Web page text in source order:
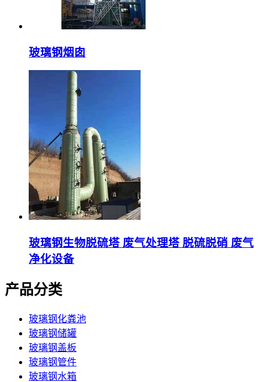
玻璃钢烟囱
玻璃钢生物脱硫塔 废气处理塔 脱硫脱硝 废气
净化设备
产品分类
玻璃钢化粪池
玻璃钢储罐
玻璃钢盖板
玻璃钢管件
玻璃钢水箱